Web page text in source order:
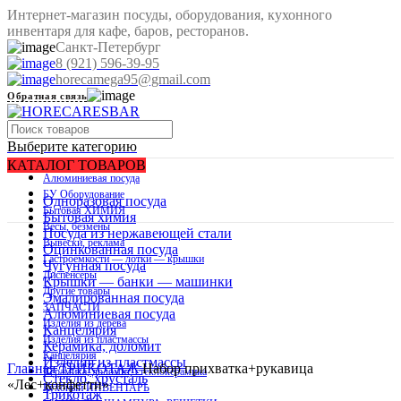
Интернет-магазин посуды, оборудования, кухонного
инвентаря для кафе, баров, ресторанов.
Санкт-Петербург
8 (921) 596-39-95
horecamega95@gmail.com
Обратная связь
Выберите категорию
Алюминиевая посуда
БУ Оборудование
Бытовая ХИМИЯ
Весы, безмены
Вывески, реклама
Гастроемкости — лотки — крышки
Диспенсеры
Другие товары
ЗАПЧАСТИ
Изделия из дерева
Изделия из пластмассы
Канцелярия
Керамика, доломит, стеклокерамика
Кухоный ИНВЕНТАРЬ
КАТАЛОГ ТОВАРОВ
Одноразовая посуда
Бытовая химия
Посуда из нержавеющей стали
Оцинкованная посуда
Чугунная посуда
Крышки — банки — машинки
Эмалированная посуда
Алюминиевая посуда
Канцелярия
Керамика, доломит
Изделия из пластмассы
Стекло, хрусталь
Трикотаж
Распродано
Нажмите, чтобы увеличить изображение
ГлавнаяТРИКОТАЖНабор прихватка+рукавица
«Лес+конфетти»